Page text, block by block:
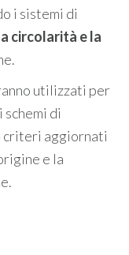
i sistemi di
circolarità e la
utilizzati per
di
criteri aggiornati
e la